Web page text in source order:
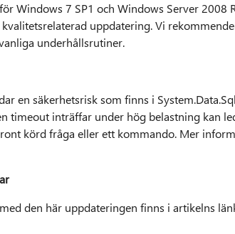
Windows 7 SP1 och Windows Server 2008
uppdatering. Vi
underhållsrutiner.
en säkerhetsrisk som finns i
timeout inträffar under hög belastning kan
körd fråga eller ett kommando. Mer
den här uppdateringen finns i artikelns